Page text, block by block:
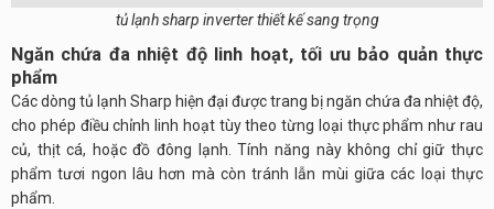
tủ lạnh sharp inverter thiết kế sang trọng
Ngăn chứa đa nhiệt độ linh hoạt, tối ưu bảo quản thực
phẩm
Các dòng tủ lạnh Sharp hiện đại được trang bị ngăn chứa đa nhiệt độ,
cho phép điều chỉnh linh hoạt tùy theo từng loại thực phẩm như rau
củ, thịt cá, hoặc đồ đông lạnh. Tính năng này không chỉ giữ thực
phẩm tươi ngon lâu hơn mà còn tránh lẫn mùi giữa các loại thực
phẩm.